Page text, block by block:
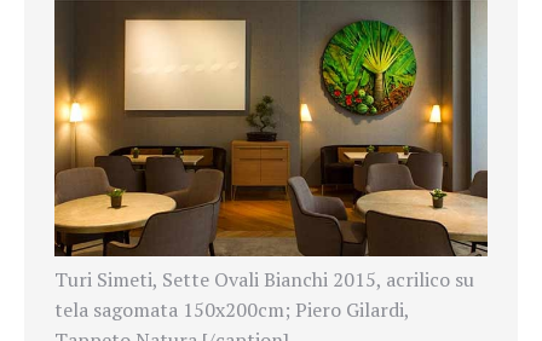
Turi Simeti, Sette Ovali Bianchi 2015, acrilico su
tela sagomata 150x200cm; Piero Gilardi,